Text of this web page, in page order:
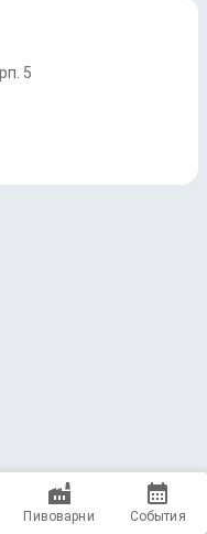
5
Пивоварни События